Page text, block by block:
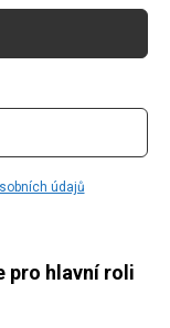
údajů
kreativní
obor kreativní
studijní
druhou stranu
se učím, jak
pro hlavní roli